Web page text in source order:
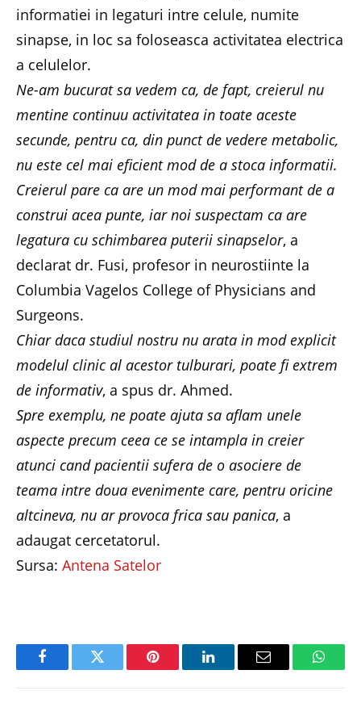
informatiei in legaturi intre celule, numite
sinapse, in loc sa foloseasca activitatea electrica
a celulelor.
Ne-am bucurat sa vedem ca, de fapt, creierul nu
mentine continuu activitatea in toate aceste
secunde, pentru ca, din punct de vedere metabolic,
nu este cel mai eficient mod de a stoca informatii.
Creierul pare ca are un mod mai performant de a
construi acea punte, iar noi suspectam ca are
legatura cu schimbarea puterii sinapselor, a
declarat dr. Fusi, profesor in neurostiinte la
Columbia Vagelos College of Physicians and
Surgeons.
Chiar daca studiul nostru nu arata in mod explicit
modelul clinic al acestor tulburari, poate fi extrem
de informativ, a spus dr. Ahmed.
Spre exemplu, ne poate ajuta sa aflam unele
aspecte precum ceea ce se intampla in creier
atunci cand pacientii sufera de o asociere de
teama intre doua evenimente care, pentru oricine
altcineva, nu ar provoca frica sau panica, a
adaugat cercetatorul.
Sursa: Antena Satelor
FacebookTwitter Pinterest LinkedInEmail